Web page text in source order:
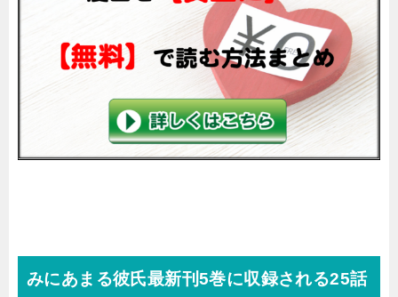
みにあまる彼氏最新刊5巻に収録される25話